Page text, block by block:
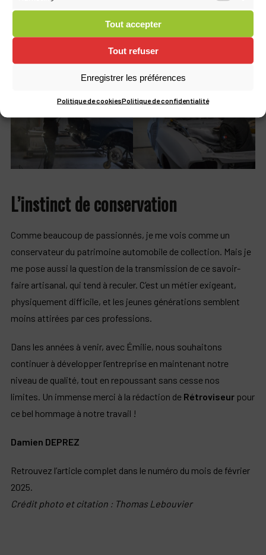
Tout accepter
Tout refuser
Enregistrer les préférences
Politique de cookiesPolitique de confidentialité
Chaque rénovation est personnalisée, elle va suivre les
inspirations du véhicule ainsi que les
pour en faire unevoiture de collection unique
et en parfait état.
L’instinct de conservation
Comme beaucoup de passionnés, je me vois comme un
conservateur du patrimoine automobile de collection. Mais je
me pose aussi la question de la transmission de ce savoir-
faire artisanal, qui tend à reculer. C’est un métier exigeant,
physiquement difficile, et les jeunes générations semblent
moins attirées par ces professions.
Dans les années à venir, avec Émilie, nous souhaitons
continuer à développer l’entreprise en maintenant notre
niveau de qualité, tout en repoussant sans cesse nos
limites. Un immense merci à la rédaction de Rétroviseurpour
ce bel hommage à notre travail !
Damien DEPREZ
Retrouvez l’article complet dans le numéro du mois de février
2025.
Crédit photo et citation : Thomas Lebouvier